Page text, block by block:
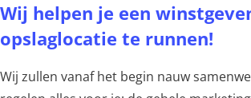
Wij helpen je een
opslaglocatie te runnen!
Wij zullen vanaf het begin nauw